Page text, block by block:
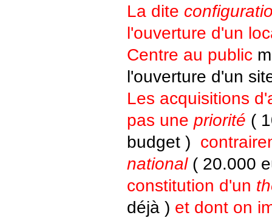
La dite
l'ouverture d'un
Centre au public
l'ouverture d'un
Les acquisitions
pas une priorité (
budget )
national( 20.000
constitution d'un
déjà ) et dont on